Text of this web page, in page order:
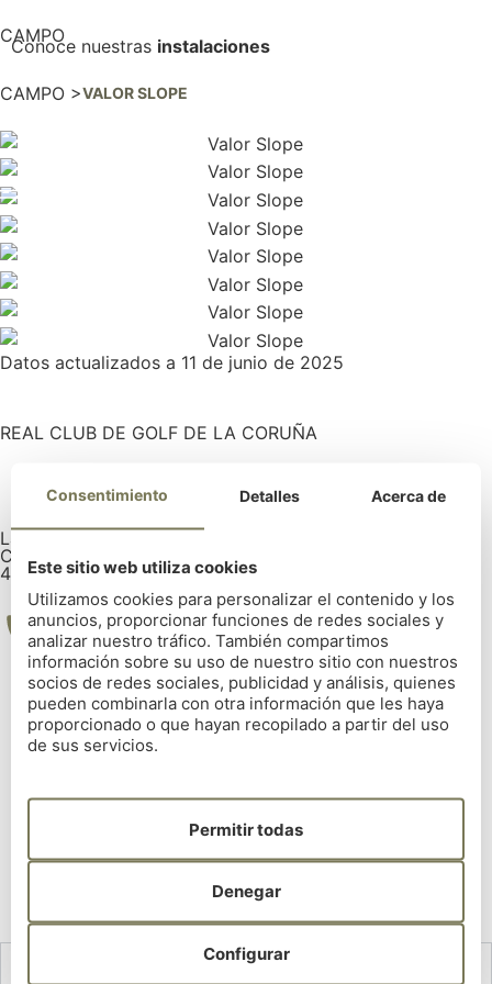
Conoce nuestras instalaciones
CAMPO
CAMPO >VALOR SLOPE
Datos actualizados a 11 de junio de 2025
REAL CLUB DE GOLF DE LA CORUÑA
La Zapateira, s/n 15008 La Coruña
Coordenadas GPS:
43° 18' 14.5362" | -8° 25' 5.7282"
Tel: 981 28 52 00
Consentimiento Detalles Acerca de
Este sitio web utiliza cookies
Utilizamos cookies para personalizar el contenido y los
anuncios, proporcionar funciones de redes sociales y
analizar nuestro tráfico. También compartimos
información sobre su uso de nuestro sitio con nuestros
socios de redes sociales, publicidad y análisis, quienes
pueden combinarla con otra información que les haya
proporcionado o que hayan recopilado a partir del uso
de sus servicios.
Configurar
Denegar
Permitir todas